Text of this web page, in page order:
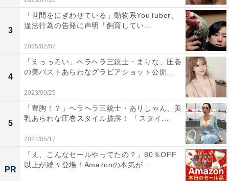
3
「世間をにぎわせている」動物系YouTuber、
違法行為の告発に声明「飼育してい...
2025/02/07
4
「えっっろい」ヘラヘラ三銃士・まりな、圧巻
の美バストあらわなグラビアショット公開...
2023/09/29
5
「豊胸！？」ヘラヘラ三銃士・ありしゃん、美
乳あらわな圧巻スタイル披露！ 「スタイ...
2024/05/17
PR
「え、こんなセールやってたの？」80％OFF
以上が続々登場！Amazonの本気が...